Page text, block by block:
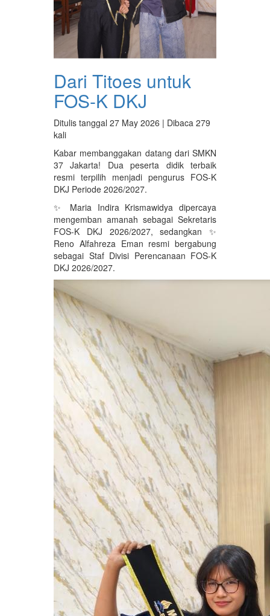
Dari Titoes untuk
FOS-K DKJ
Ditulis tanggal 27 May 2026 | Dibaca 279
kali
Kabar membanggakan datang dari SMKN
37 Jakarta! Dua peserta didik terbaik
resmi terpilih menjadi pengurus FOS-K
DKJ Periode 2026/2027.
✨ Maria Indira Krismawidya dipercaya
mengemban amanah sebagai Sekretaris
FOS-K DKJ 2026/2027, sedangkan ✨
Reno Alfahreza Eman resmi bergabung
sebagai Staf Divisi Perencanaan FOS-K
DKJ 2026/2027.